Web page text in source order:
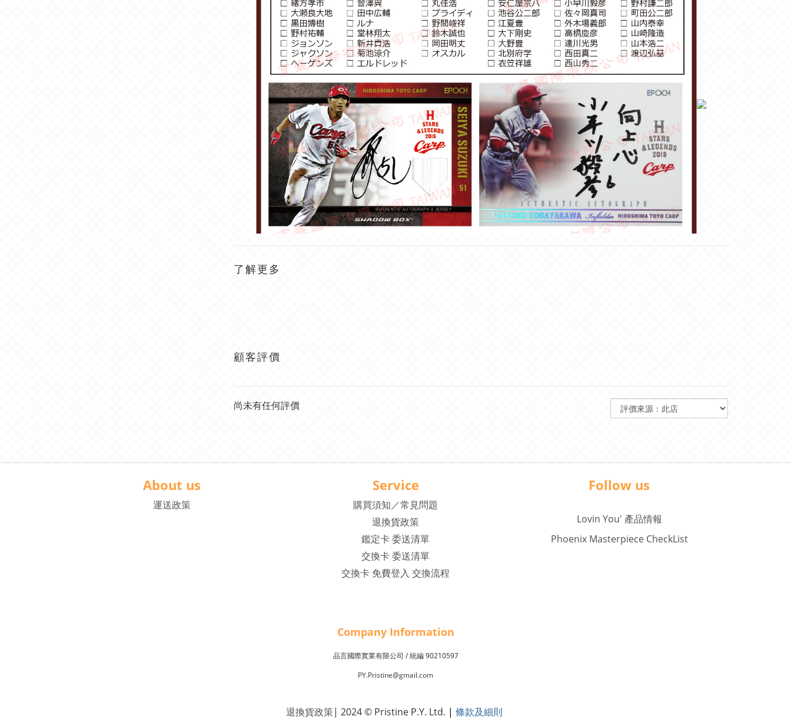
了解更多
顧客評價
尚未有任何評價
About us
運送政策
Service
購買須知／常見問題
退換貨政策
鑑定卡 委送清單
交換卡 委送清單
交換卡 免費登入 交換流程
Follow us
Lovin You' 產品情報
Phoenix Masterpiece CheckList
Company Information
品言國際實業有限公司 /統編90210597
PY.Pristine@gmail.com
退換貨政策| 2024 © Pristine P.Y. Ltd. | 條款及細則